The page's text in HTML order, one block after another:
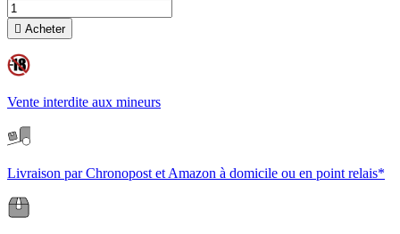
 Acheter
Vente interdite aux mineurs
Livraison par Chronopost et Amazon à domicile ou en point relais*